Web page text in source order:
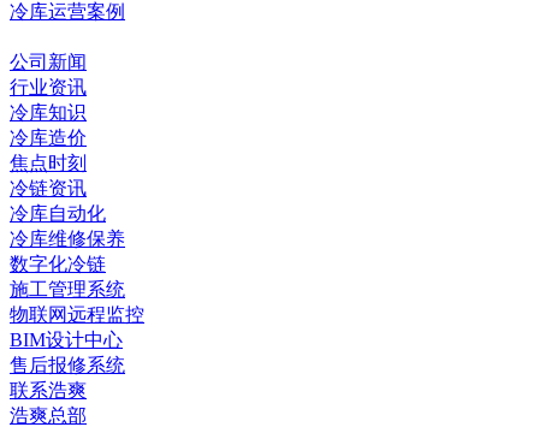
冷库运营案例
公司新闻
行业资讯
冷库知识
冷库造价
焦点时刻
冷链资讯
冷库自动化
冷库维修保养
数字化冷链
施工管理系统
物联网远程监控
BIM设计中心
售后报修系统
联系浩爽
浩爽总部